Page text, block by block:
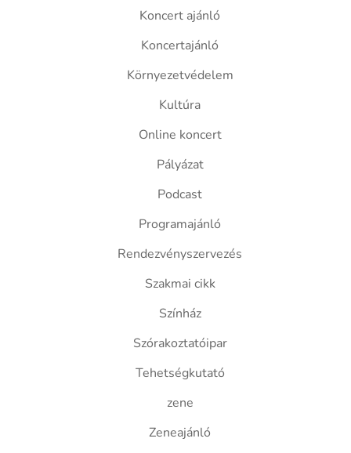
Koncert ajánló
Koncertajánló
Környezetvédelem
Kultúra
Online koncert
Pályázat
Podcast
Programajánló
Rendezvényszervezés
Szakmai cikk
Színház
Szórakoztatóipar
Tehetségkutató
zene
Zeneajánló